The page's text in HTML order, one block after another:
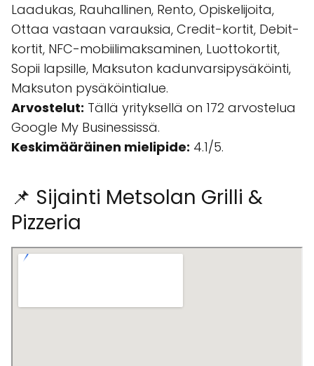
Laadukas, Rauhallinen, Rento, Opiskelijoita,
Ottaa vastaan varauksia, Credit-kortit, Debit-
kortit, NFC-mobiilimaksaminen, Luottokortit,
Sopii lapsille, Maksuton kadunvarsipysäköinti,
Maksuton pysäköintialue.
Arvostelut: Tällä yrityksellä on 172 arvostelua
Google My Businessissä.
Keskimääräinen mielipide: 4.1/5.
📌 Sijainti Metsolan Grilli &
Pizzeria